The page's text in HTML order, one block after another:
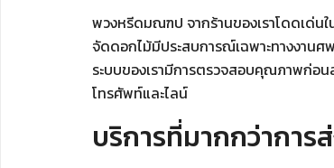
พวงหรีดมณฑป จากร้านของเราโดดเด่น
จัดดอกไม้มีประสบการณ์เฉพาะทางงาน
ระบบของเรามีการตรวจสอบคุณภาพก่อ
โทรศัพท์และไลน์
บริการที่มากกว่าการ